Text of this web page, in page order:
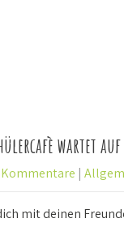
wartet
|
mit deinen